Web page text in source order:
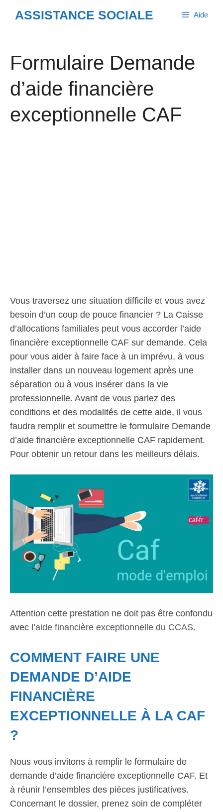
ASSISTANCE SOCIALE Aide
Formulaire Demande
d’aide financière
exceptionnelle CAF
Vous traversez une situation difficile et vous avez
besoin d’un coup de pouce financier ? La Caisse
d’allocations familiales peut vous accorder l’aide
financière exceptionnelle CAF sur demande. Cela
pour vous aider à faire face à un imprévu, à vous
installer dans un nouveau logement après une
séparation ou à vous insérer dans la vie
professionnelle. Avant de vous parlez des
conditions et des modalités de cette aide, il vous
faudra remplir et soumettre le formulaire Demande
d’aide financière exceptionnelle CAF rapidement.
Pour obtenir un retour dans les meilleurs délais.
Attention cette prestation ne doit pas être confondu
avec l’aide financière exceptionnelle du CCAS.
COMMENT FAIRE UNE
DEMANDE D’AIDE
FINANCIÈRE
EXCEPTIONNELLE À LA CAF
?
Nous vous invitons à remplir le formulaire de
demande d’aide financière exceptionnelle CAF. Et
à réunir l’ensembles des pièces justificatives.
Concernant le dossier, prenez soin de compléter